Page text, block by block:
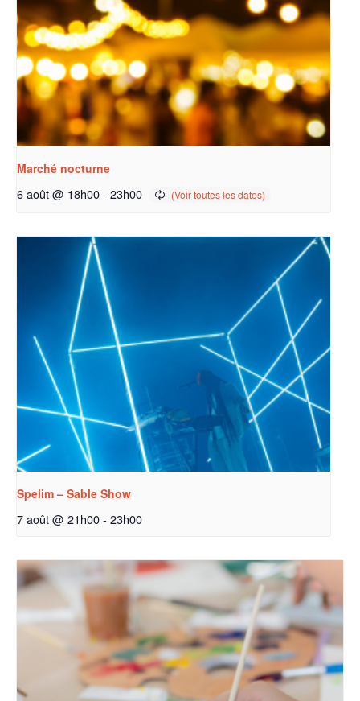
Marché nocturne
6 août @ 18h00- 23h00
Spelim – Sable Show
7 août @ 21h00- 23h00